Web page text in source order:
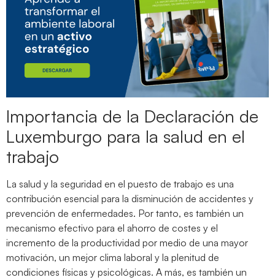
Importancia de la Declaración de
Luxemburgo para la salud en el
trabajo
La salud y la seguridad en el puesto de trabajo es una
contribución esencial para la disminución de accidentes y
prevención de enfermedades. Por tanto, es también un
mecanismo efectivo para el ahorro de costes y el
incremento de la productividad por medio de una mayor
motivación, un mejor clima laboral y la plenitud de
condiciones físicas y psicológicas. A más, es también un